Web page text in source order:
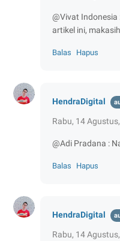
@Vivat
artikel ini,
Balas Hapus
HendraDigital
Rabu, 14
@Adi Pradana :
Balas Hapus
HendraDigital
Rabu, 14